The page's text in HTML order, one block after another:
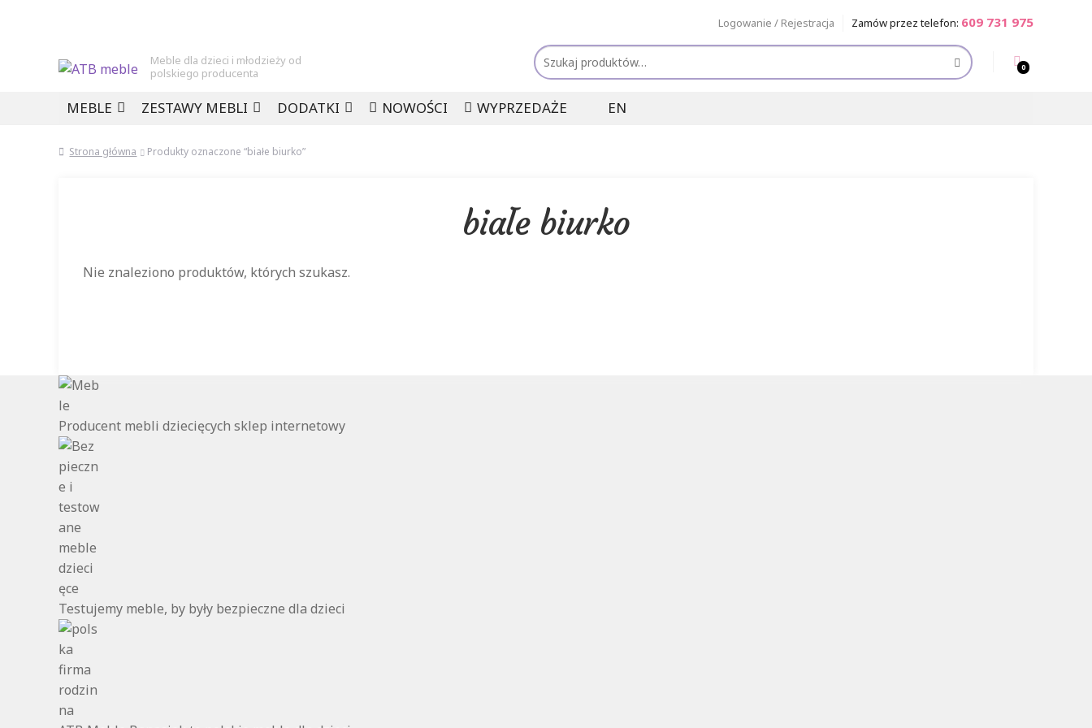
do
do
Meble dla dzieci i młodzieży od
polskiego producenta
Logowanie / Rejestracja Zamów przez telefon: 609 731 975
0
Szukaj:
MEBLE ZESTAWY MEBLI DODATKI NOWOŚCI WYPRZEDAŻE EN
Strona główna Produkty oznaczone “białe biurko”
białe biurko
Nie znaleziono produktów, których szukasz.
Producent mebli dziecięcych sklep internetowy
Testujemy meble, by były bezpieczne dla dzieci